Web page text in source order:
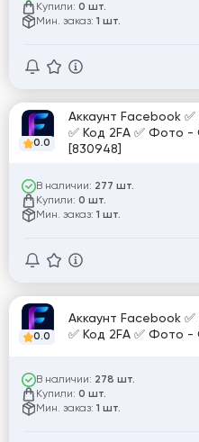
Купили: 0 шт.
Мин. заказ: 1 шт.
0.0
Аккаунт Facebook
✅ Код 2FA ✅ Фото
[830948]
В наличии: 277 шт.
Купили: 0 шт.
Мин. заказ: 1 шт.
0.0
Аккаунт Facebook
✅ Код 2FA ✅ Фото
В наличии: 278 шт.
Купили: 0 шт.
Мин. заказ: 1 шт.